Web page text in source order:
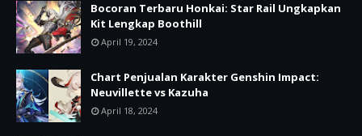
Bocoran Terbaru Honkai: Star Rail Ungkapkan
Kit Lengkap Boothill
April 19, 2024
Chart Penjualan Karakter Genshin Impact:
Neuvillette vs Kazuha
April 18, 2024